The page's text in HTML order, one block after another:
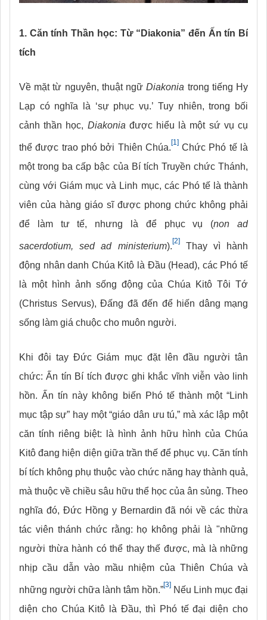
1. Căn tính Thần học: Từ “Diakonia” đến Ấn tín Bí
tích
Về mặt từ nguyên, thuật ngữDiakonia trong tiếng Hy
Lạp có nghĩa là ‘sự phục vụ.’ Tuy nhiên, trong bối
cảnh thần học, Diakonia được hiểu là một sứ vụ cụ
thể được trao phó bởi Thiên Chúa.[1]Chức Phó tế là
một trong ba cấp bậc của Bí tích Truyền chức Thánh,
cùng với Giám mục và Linh mục, các Phó tế là thành
viên của hàng giáo sĩ được phong chức không phải
để làm tư tế, nhưng là để phục vụ (non ad
sacerdotium, sed ad ministerium).[2]Thay vì hành
động nhân danh Chúa Kitô là Đầu (Head), các Phó tế
là một hình ảnh sống động của Chúa Kitô Tôi Tớ
(Christus Servus), Đấng đã đến để hiến dâng mạng
sống làm giá chuộc cho muôn người.
Khi đôi tay Đức Giám mục đặt lên đầu người tân
chức: Ấn tín Bí tích được ghi khắc vĩnh viễn vào linh
hồn. Ấn tín này không biến Phó tế thành một “Linh
mục tập sự” hay một “giáo dân ưu tú,” mà xác lập một
căn tính riêng biệt: là hình ảnh hữu hình của Chúa
Kitô đang hiện diện giữa trần thế để phục vụ. Căn tính
bí tích không phụ thuộc vào chức năng hay thành quả,
mà thuộc về chiều sâu hữu thể học của ân sủng. Theo
nghĩa đó, Đức Hồng y Bernardin đã nói về các thừa
tác viên thánh chức rằng: họ không phải là "những
người thừa hành có thể thay thế được, mà là những
nhịp cầu dẫn vào mầu nhiệm của Thiên Chúa và
những người chữa lành tâm hồn.”[3]Nếu Linh mục đại
diện cho Chúa Kitô là Đầu, thì Phó tế đại diện cho